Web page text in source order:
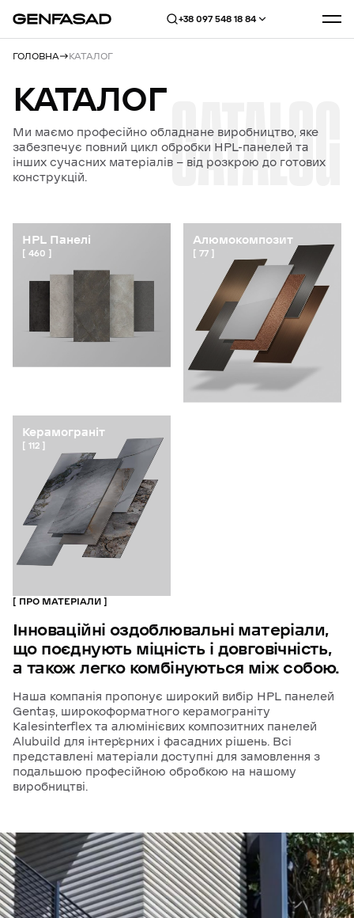
+38 097 548 18 84
ГОЛОВНА КАТАЛОГ
КАТАЛОГ
Ми маємо професійно обладнане виробництво, яке
забезпечує повний цикл обробки HPL-панелей та
інших сучасних матеріалів — від розкрою до готових
конструкцій.
CATALOG
HPL Панелі
460
Алюмокомпозит
77
Керамограніт
112
ПРО МАТЕРІАЛИ
Інноваційні оздоблювальні матеріали,
що поєднують міцність і довговічність,
а також легко комбінуються між собою.
Наша компанія пропонує широкий вибір HPL панелей
Gentaş, широкоформатного керамограніту
Kalesinterflex та алюмінієвих композитних панелей
Alubuild для інтер’єрних і фасадних рішень. Всі
представлені матеріали доступні для замовлення з
подальшою професійною обробкою на нашому
виробництві.